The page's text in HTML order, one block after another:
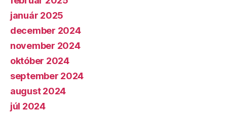
január 2025
december 2024
november 2024
október 2024
september 2024
august 2024
júl 2024